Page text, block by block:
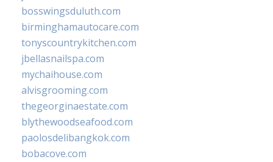
bosswingsduluth.com
birminghamautocare.com
tonyscountrykitchen.com
jbellasnailspa.com
mychaihouse.com
alvisgrooming.com
thegeorginaestate.com
blythewoodseafood.com
paolosdelibangkok.com
bobacove.com